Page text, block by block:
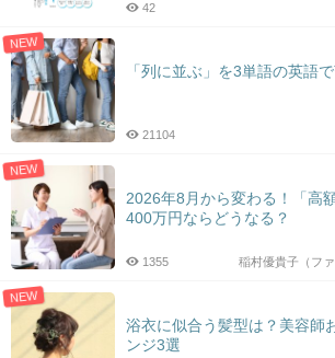
42
NEW
「列に並ぶ」を3単語の英語
21104
NEW
2026年8月から変わる！「高
400万円ならどうなる？
稲村優貴子（フ
1355
NEW
浴衣に似合う髪型は？美容師
ンジ3選